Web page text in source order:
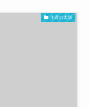
主君の太陽